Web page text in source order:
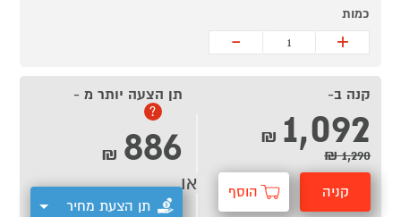
כמות
+
-
קנה ב-
1,092
₪
1,290 ₪
קניה הוסף
תן הצעה יותר מ -
?
886
₪
תן הצעת מחיר
או